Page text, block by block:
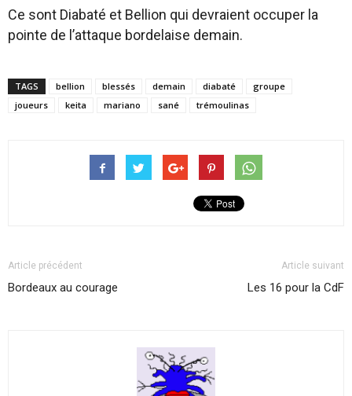
Ce sont Diabaté et Bellion qui devraient occuper la
pointe de l’attaque bordelaise demain.
TAGS bellion blessés demain diabaté
groupe
joueurs
keita mariano sané trémoulinas
Article précédent
Bordeaux au courage
Article suivant
Les 16 pour la CdF